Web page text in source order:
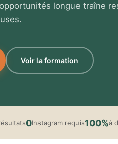
longue traîne
Voir la formation
0Instagram requis100%à